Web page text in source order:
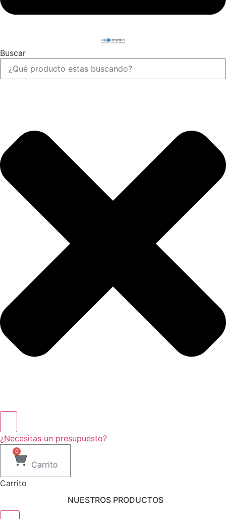
Buscar
¿Necesitas un presupuesto?
0
Carrito
Carrito
NUESTROS PRODUCTOS